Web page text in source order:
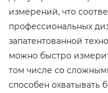
измерений, что
профессиональных
запатентованной
можно быстро
том числе со
способен